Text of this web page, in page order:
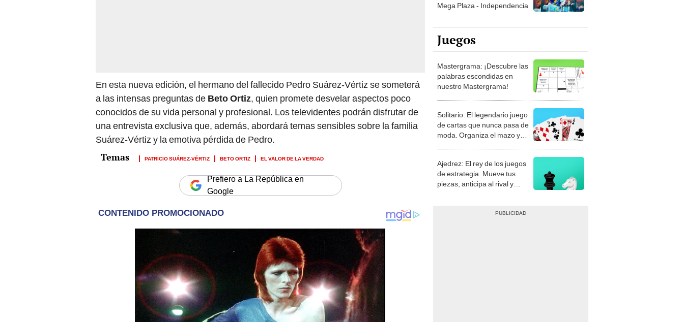
En esta nueva edición, el hermano del fallecido Pedro Suárez-Vértiz se someterá
a las intensas preguntas de Beto Ortiz, quien promete desvelar aspectos poco
conocidos de su vida personal y profesional. Los televidentes podrán disfrutar de
una entrevista exclusiva que, además, abordará temas sensibles sobre la familia
Suárez-Vértiz y la emotiva pérdida de Pedro.
PATRICIO SUÁREZ-VÉRTIZ BETO ORTIZ EL VALOR DE LA VERDAD
Prefiero a La República en
Google
Mega Plaza - Independencia
Juegos
Mastergrama: ¡Descubre las
palabras escondidas en
nuestro Mastergrama!
Solitario: El legendario juego
de cartas que nunca pasa de
moda. Organiza el mazo y
Ajedrez: El rey de los juegos
de estrategia. Mueve tus
piezas, anticipa al rival y